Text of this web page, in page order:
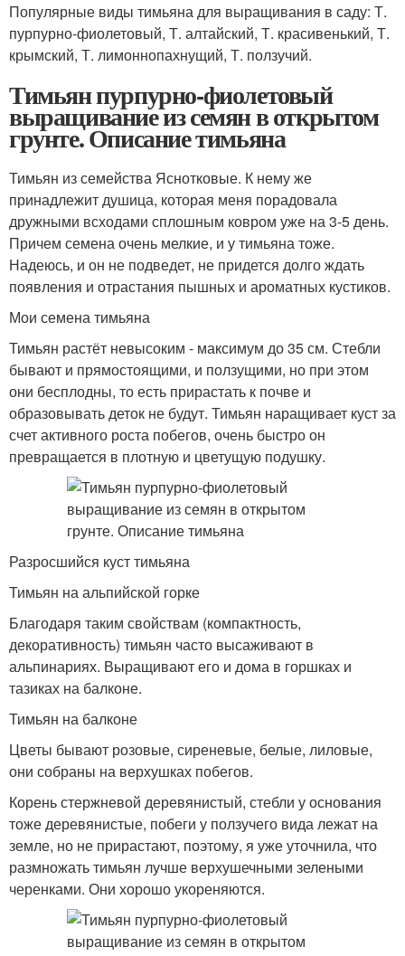
Популярные виды тимьяна для выращивания в саду: Т.
пурпурно-фиолетовый, Т. алтайский, Т. красивенький, Т.
крымский, Т. лимоннопахнущий, Т. ползучий.
Тимьян пурпурно-фиолетовый
выращивание из семян в открытом
грунте. Описание тимьяна
Тимьян из семейства Яснотковые. К нему же
принадлежит душица, которая меня порадовала
дружными всходами сплошным ковром уже на 3-5 день.
Причем семена очень мелкие, и у тимьяна тоже.
Надеюсь, и он не подведет, не придется долго ждать
появления и отрастания пышных и ароматных кустиков.
Мои семена тимьяна
Тимьян растёт невысоким - максимум до 35 см. Стебли
бывают и прямостоящими, и ползущими, но при этом
они бесплодны, то есть прирастать к почве и
образовывать деток не будут. Тимьян наращивает куст за
счет активного роста побегов, очень быстро он
превращается в плотную и цветущую подушку.
Разросшийся куст тимьяна
Тимьян на альпийской горке
Благодаря таким свойствам (компактность,
декоративность) тимьян часто высаживают в
альпинариях. Выращивают его и дома в горшках и
тазиках на балконе.
Тимьян на балконе
Цветы бывают розовые, сиреневые, белые, лиловые,
они собраны на верхушках побегов.
Корень стержневой деревянистый, стебли у основания
тоже деревянистые, побеги у ползучего вида лежат на
земле, но не прирастают, поэтому, я уже уточнила, что
размножать тимьян лучше верхушечными зелеными
черенками. Они хорошо укореняются.